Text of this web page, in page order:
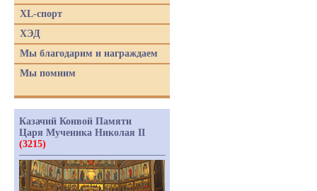
XL-спорт
ХЭД
Мы благодарим и награждаем
Мы помним
Казачий Конвой Памяти
Царя Мученика Николая II
(3215)